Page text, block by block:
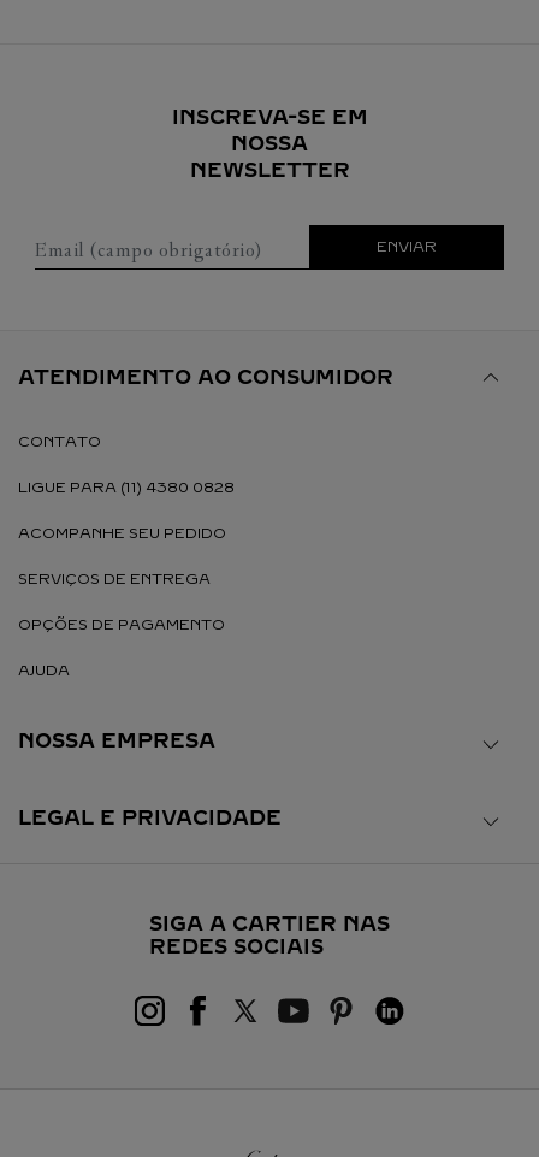
INSCREVA-SE EM
NOSSA
NEWSLETTER
Email (campo obrigatório) ENVIAR
ATENDIMENTO AO CONSUMIDOR
CONTATO
LIGUE PARA (11) 4380 0828
ACOMPANHE SEU PEDIDO
SERVIÇOS DE ENTREGA
OPÇÕES DE PAGAMENTO
AJUDA
NOSSA EMPRESA
LEGAL E PRIVACIDADE
SIGA A CARTIER NAS
REDES SOCIAIS